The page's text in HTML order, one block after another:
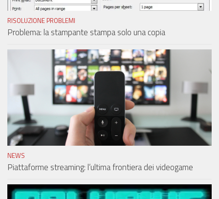
RISOLUZIONE PROBLEMI
Problema: la stampante stampa solo una copia
NEWS
Piattaforme streaming: l’ultima frontiera dei videogame